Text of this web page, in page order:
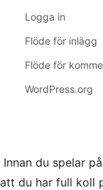
Logga in
Flöde för inlägg
Flöde för
WordPress.org
Innan du spelar på
att du har full koll